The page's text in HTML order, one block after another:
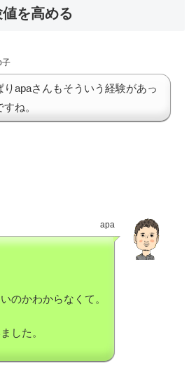
を高める
子
りapaさんもそういう経験があっ
ね。
apa
のかわからなくて。
した。